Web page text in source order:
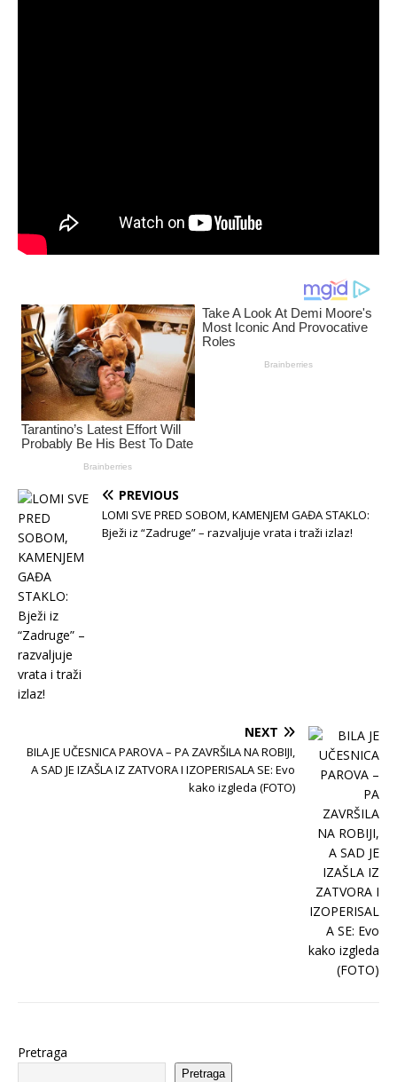
PREVIOUS
LOMI SVE PRED SOBOM, KAMENJEM GAĐA STAKLO:
Bježi iz “Zadruge” – razvaljuje vrata i traži izlaz!
NEXT
BILA JE UČESNICA PAROVA – PA ZAVRŠILA NA ROBIJI,
A SAD JE IZAŠLA IZ ZATVORA I IZOPERISALA SE: Evo
kako izgleda (FOTO)
Pretraga
Pretraga